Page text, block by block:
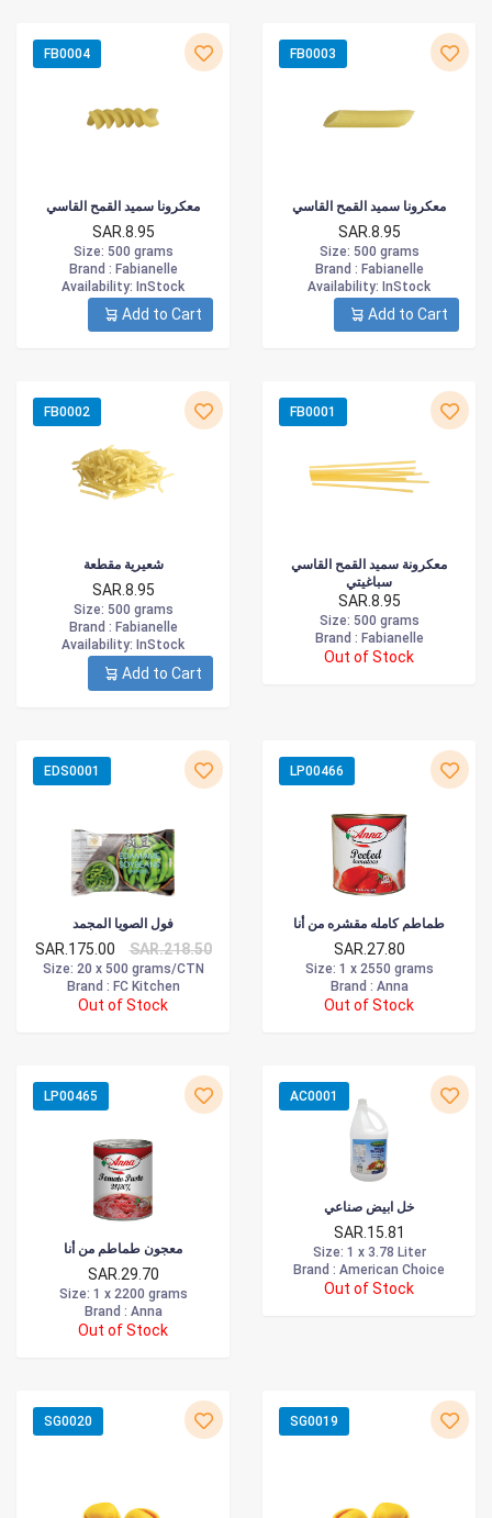
FB0004
معكرونا سميد القمح القاسي
SAR.8.95
Size: 500 grams
Brand : Fabianelle
Availability: InStock
Add to Cart
FB0003
معكرونا سميد القمح القاسي
SAR.8.95
Size: 500 grams
Brand : Fabianelle
Availability: InStock
Add to Cart
FB0002
شعيرية مقطعة
SAR.8.95
Size: 500 grams
Brand : Fabianelle
Availability: InStock
Add to Cart
FB0001
معكرونة سميد القمح القاسي
سباغيتي
SAR.8.95
Size: 500 grams
Brand : Fabianelle
Out of Stock
EDS0001
فول الصويا المجمد
SAR.175.00 SAR.218.50
Size: 20 x 500 grams/CTN
Brand : FC Kitchen
Out of Stock
LP00466
طماطم كامله مقشره من أنا
SAR.27.80
Size: 1 x 2550 grams
Brand : Anna
Out of Stock
LP00465
معجون طماطم من أنا
SAR.29.70
Size: 1 x 2200 grams
Brand : Anna
Out of Stock
AC0001
خل ابيض صناعي
SAR.15.81
Size: 1 x 3.78 Liter
Brand : American Choice
Out of Stock
SG0020 SG0019